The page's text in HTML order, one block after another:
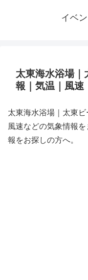
イベ
太東海水浴場｜
報｜気温｜風速
太東海水浴場｜太東ビ
風速などの気象情報
報をお探しの方へ。